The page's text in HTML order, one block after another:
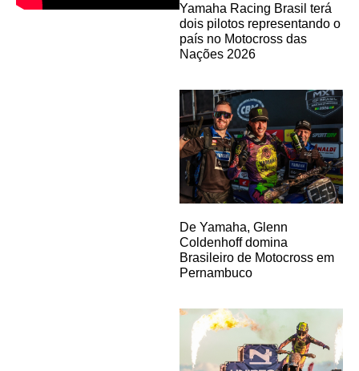
Yamaha Racing Brasil terá
dois pilotos representando o
país no Motocross das
Nações 2026
De Yamaha, Glenn
Coldenhoff domina
Brasileiro de Motocross em
Pernambuco